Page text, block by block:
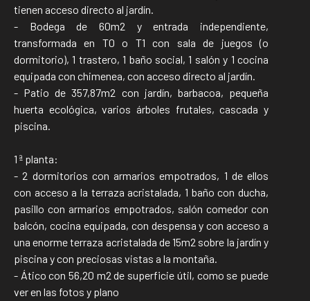
tienen acceso directo al jardín.
- Bodega de 60m2 y entrada independiente,
transformada en T0 o T1 con sala de juegos (o
dormitorio), 1 trastero, 1 baño social, 1 salón y 1 cocina
equipada con chimenea, con acceso directo al jardín.
- Patio de 357,87m2 con jardín, barbacoa, pequeña
huerta ecológica, varios árboles frutales, cascada y
piscina.
1 ª planta:
- 2 dormitorios con armarios empotrados, 1 de ellos
con acceso a la terraza acristalada, 1 baño con ducha,
pasillo con armarios empotrados, salón comedor con
balcón, cocina equipada, con despensa y con acceso a
una enorme terraza acristalada de 15m2 sobre la jardín y
piscina y con preciosas vistas a la montaña.
- Ático con 56,20 m2 de superficie útil, como se puede
ver en las fotos y plano